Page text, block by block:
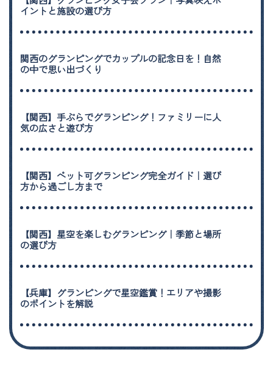
イントと施設の選び方
関西のグランピングでカップルの記念日を！自然
の中で思い出づくり
【関西】手ぶらでグランピング！ファミリーに人
気の広さと遊び方
【関西】ペット可グランピング完全ガイド｜選び
方から過ごし方まで
【関西】星空を楽しむグランピング｜季節と場所
の選び方
【兵庫】グランピングで星空鑑賞！エリアや撮影
のポイントを解説